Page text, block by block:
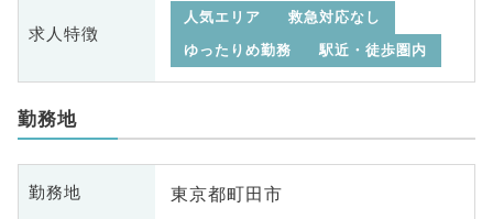
求人特徴
人気エリア
救急対応なし
ゆったりめ勤務
駅近・徒歩圏内
勤務地
勤務地 東京都町田市